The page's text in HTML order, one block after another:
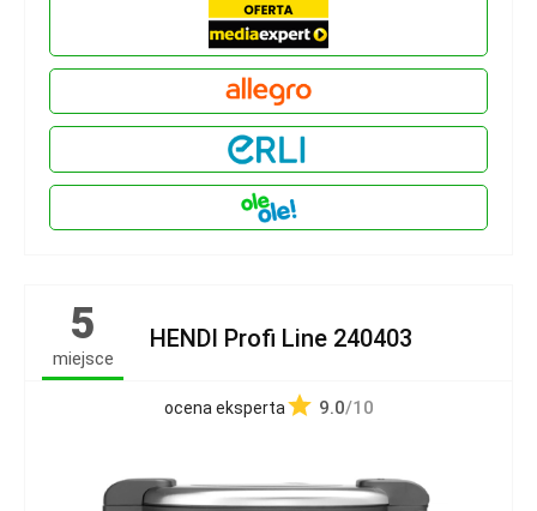
5
miejsce
HENDI Profi Line 240403
ocena eksperta 9.0/10